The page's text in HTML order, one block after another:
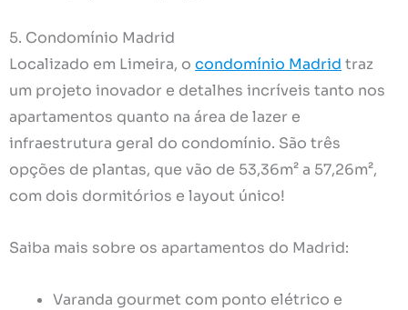
5. Condomínio Madrid
Localizado em Limeira, o condomínio Madrid traz
um projeto inovador e detalhes incríveis tanto nos
apartamentos quanto na área de lazer e
infraestrutura geral do condomínio. São três
opções de plantas, que vão de 53,36m² a 57,26m²,
com dois dormitórios e layout único!
Saiba mais sobre os apartamentos do Madrid:
Varanda gourmet com ponto elétrico e